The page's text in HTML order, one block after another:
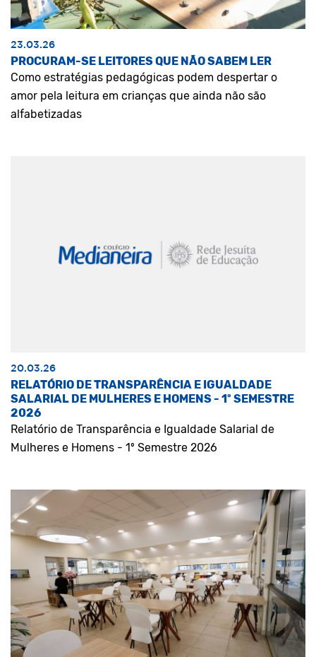
23.03.26
PROCURAM-SE LEITORES QUE NÃO SABEM LER
Como estratégias pedagógicas podem despertar o
amor pela leitura em crianças que ainda não são
alfabetizadas
20.03.26
RELATÓRIO DE TRANSPARÊNCIA E IGUALDADE
SALARIAL DE MULHERES E HOMENS - 1º SEMESTRE
2026
Relatório de Transparência e Igualdade Salarial de
Mulheres e Homens - 1º Semestre 2026